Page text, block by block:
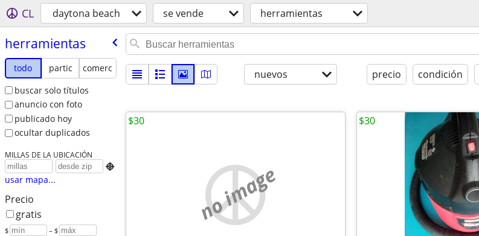
CL daytona beach se vende herramientas
herramientas
todo partic
comerc
buscar solo títulos
anuncio con foto
publicado hoy
ocultar duplicados
MILLAS DE LA UBICACIÓN

usar mapa...
Precio
gratis
$ – $
nuevos precio condición
no image
$30 $30